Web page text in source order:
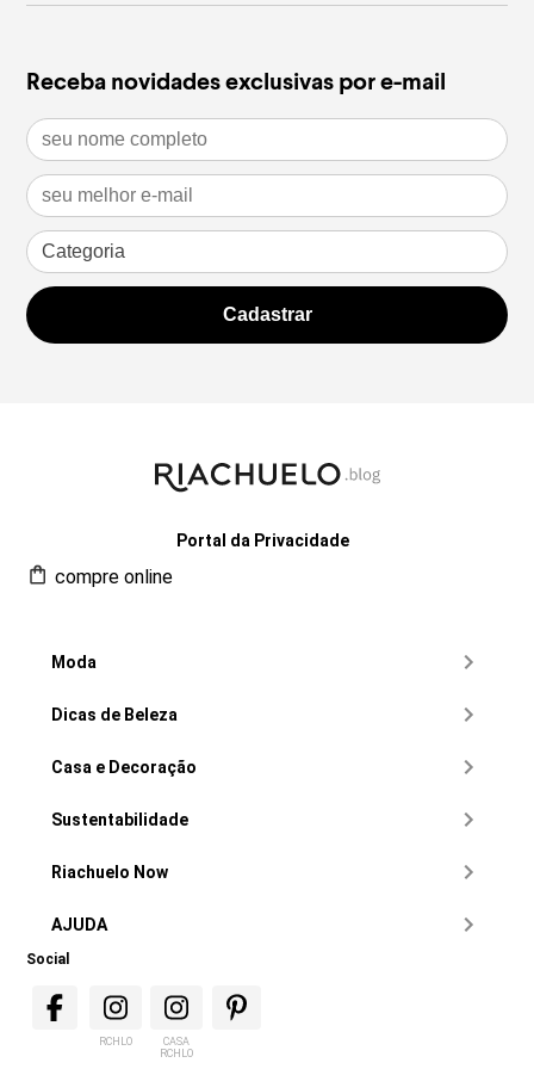
Receba novidades exclusivas por e-mail
Portal da Privacidade
compre online
Moda
Dicas de Beleza
Casa e Decoração
Sustentabilidade
Riachuelo Now
AJUDA
Social
RCHLO
CASA
RCHLO